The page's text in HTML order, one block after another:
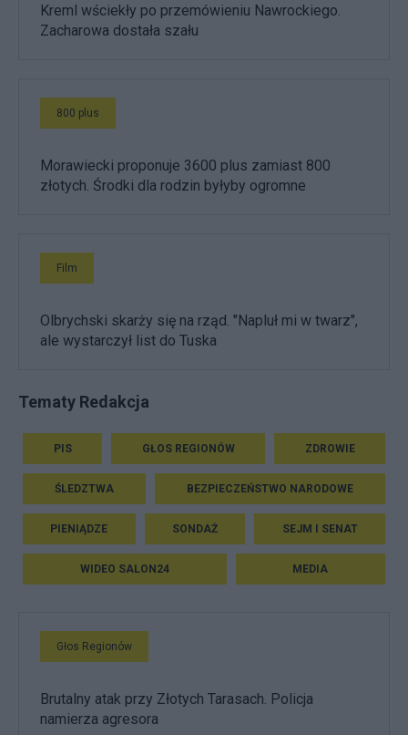
Kreml wściekły po przemówieniu Nawrockiego.
Zacharowa dostała szału
800 plus
Morawiecki proponuje 3600 plus zamiast 800
złotych. Środki dla rodzin byłyby ogromne
Film
Olbrychski skarży się na rząd. "Napluł mi w twarz",
ale wystarczył list do Tuska
Tematy Redakcja
PIS GŁOS REGIONÓW ZDROWIE
ŚLEDZTWA BEZPIECZEŃSTWO NARODOWE
PIENIĄDZE SONDAŻ SEJM I SENAT
WIDEO SALON24 MEDIA
Głos Regionów
Brutalny atak przy Złotych Tarasach. Policja
namierza agresora